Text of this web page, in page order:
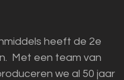
heeft de 2e
Met een team van
we al 50 jaar